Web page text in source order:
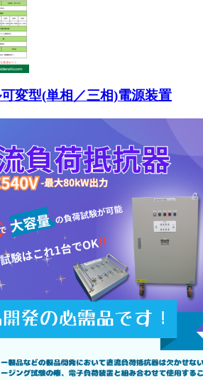
変型(単相／三相)電源装置